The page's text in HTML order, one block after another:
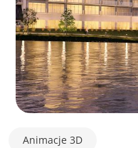
Animacje 3D